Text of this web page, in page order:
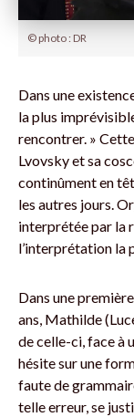
© photo : DR
Dans une
la plus
rencontrer. »
Lvovsky et sa
continûment en
les autres jours.
interprétée par la
l’interprétation la
Dans une
ans, Mathilde
de celle-ci, face à
hésite sur une
faute de
telle erreur, se